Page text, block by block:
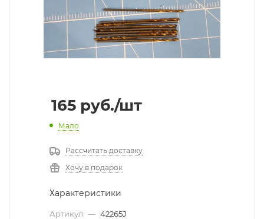
165 руб./шт
Мало
Рассчитать доставку
Хочу в подарок
Характеристики
Артикул — 42265J